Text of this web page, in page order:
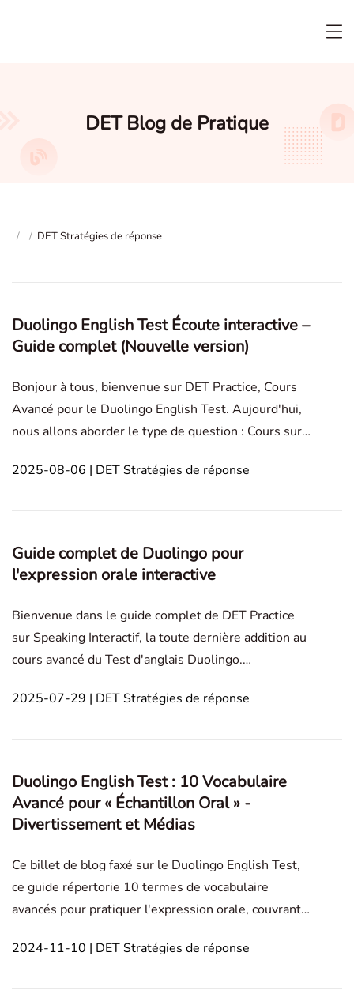
DET Blog de Pratique
/ / DET Stratégies de réponse
Duolingo English Test Écoute interactive –
Guide complet (Nouvelle version)
Bonjour à tous, bienvenue sur DET Practice, Cours
Avancé pour le Duolingo English Test. Aujourd'hui,
nous allons aborder le type de question : Cours sur
questions d'Écoute Interactive ont subi une mise à
2025-08-06 | DET Stratégies de réponse
Guide complet de Duolingo pour
l'expression orale interactive
Bienvenue dans le guide complet de DET Practice
sur Speaking Interactif, la toute dernière addition au
cours avancé du Test d'anglais Duolingo.
devez savoir sur ce nouveau type de question
2025-07-29 | DET Stratégies de réponse
Duolingo English Test : 10 Vocabulaire
Avancé pour « Échantillon Oral » -
Divertissement et Médias
Ce billet de blog faxé sur le Duolingo English Test,
ce guide répertorie 10 termes de vocabulaire
avancés pour pratiquer l'expression orale, couvrant
sociaux. Chaque mot est expliqué avec des
2024-11-10 | DET Stratégies de réponse